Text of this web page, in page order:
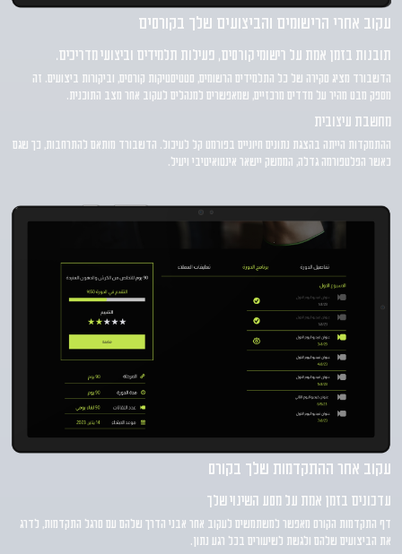
עקוב אחרי הרישומים והביצועים שלך בקורסים
תובנות בזמן אמת על רישומי קורסים, פעילות תלמידים וביצועי מדריכים.
הדשבורד מציג סקירה של כל התלמידים הרשומים, סטטיסטיקות קורסים, וביקורות ביצועים. זה
מספק מבט מהיר על מדדים מרכזיים, שמאפשרים למנהלים לעקוב אחר מצב התוכנית.
מחשבת עיצובית
ההתמקדות הייתה בהצגת נתונים חיוניים בפורמט קל לעיכול. הדשבורד מותאם להתרחבות, כך שגם
כאשר הפלטפורמה גדלה, הממשק יישאר אינטואיטיבי ויעיל.
עקוב אחר ההתקדמות שלך בקורס
עדכונים בזמן אמת על מסע השינוי שלך
דף התקדמות הקורס מאפשר למשתמשים לעקוב אחר אבני הדרך שלהם עם סרגל התקדמות, לדרג
את הביצועים שלהם ולגשת לשיעורים בכל רגע נתון.